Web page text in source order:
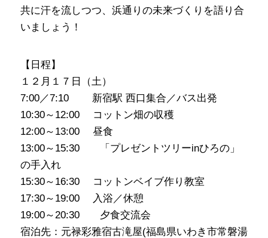
共に汗を流しつつ、浜通りの未来づくりを語り合
いましょう！
【日程】
１２月１７日（土）
7:00／7:10 新宿駅 西口集合／バス出発
10:30～12:00 コットン畑の収穫
12:00～13:00 昼食
13:00～15:30 「プレゼントツリーinひろの」
の手入れ
15:30～16:30 コットンベイブ作り教室
17:30～19:00 入浴／休憩
19:00～20:30 夕食交流会
宿泊先：元禄彩雅宿古滝屋(福島県いわき市常磐湯